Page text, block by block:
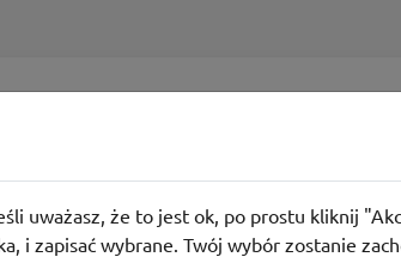
prasowania za 1 zł w Media Expert
KOD
uważasz, że to jest ok, po prostu kliknij
i zapisać wybrane. Twój wybór zostanie